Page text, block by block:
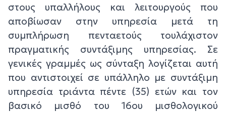
στους υπαλλήλους και λειτουργούς που
αποβίωσαν στην υπηρεσία μετά τη
συμπλήρωση πενταετούς τουλάχιστον
πραγματικής συντάξιμης υπηρεσίας. Σε
γενικές γραμμές ως σύνταξη λογίζεται αυτή
που αντιστοιχεί σε υπάλληλο με συντάξιμη
υπηρεσία τριάντα πέντε (35) ετών και τον
βασικό μισθό του 16ου μισθολογικού